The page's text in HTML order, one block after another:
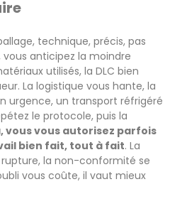
technique, précis, pas
anticipez la moindre
utilisés, la DLC bien
La logistique vous hante, la
urgence, un transport réfrigéré
le protocole, puis la
vous vous autorisez parfois
bien fait, tout à fait. La
la non-conformité se
vous coûte, il vaut mieux